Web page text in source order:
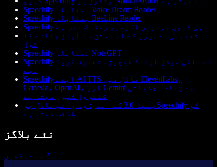
Speechify بمقابلہ Voice Dream Reader
Speechify بمقابلہ BeeLine Reader
Speechify ہی کیوں بہترین امَرسیو ریڈنگ ایپ ہے
تعلیمی اداروں کے لیے متن سے آواز بنانے کا
ٹول
Speechify بمقابلہ NoteGPT
Speechify نے ملٹی موڈل لرننگ فیچرز متعارف کروا
دیے
Speechify اپنے AI TTS ماڈل میں ElevenLabs،
Cartesia، OpenAI، اور Gemini سے زیادہ جذباتی
کنٹرول کیوں دیتا ہے
سِمبا 3.0 کے اندر: وہ وائس ماڈل جو Speechify کو
طاقت دیتا ہے
نئے بلاگز
سب دیکھیں